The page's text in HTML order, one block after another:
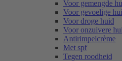
Voor gemengde
Voor gevoelige
Voor droge huid
Voor onzuivere
Antirimpelcrème
Met spf
Tegen roodheid